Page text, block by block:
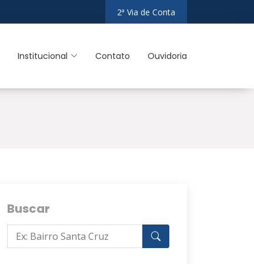
2ª Via de Conta
Institucional Contato Ouvidoria
Buscar